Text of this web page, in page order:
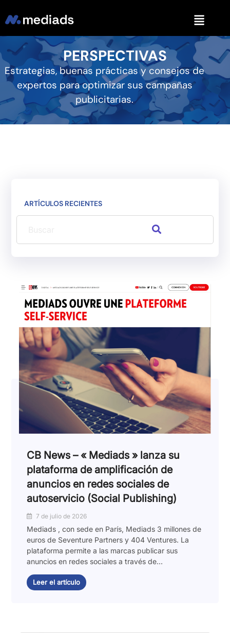
PERSPECTIVAS
Estrategias, buenas prácticas y consejos de
expertos para optimizar sus campañas
publicitarias.
ARTÍCULOS RECIENTES
CB News – « Mediads » lanza su
plataforma de amplificación de
anuncios en redes sociales de
autoservicio (Social Publishing)
7 de julio de 2026
Mediads , con sede en París, Mediads 3 millones de
euros de Seventure Partners y 404 Ventures. La
plataforma permite a las marcas publicar sus
anuncios en redes sociales a través de...
Leer el artículo